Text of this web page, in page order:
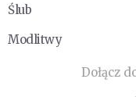
Ślub
Modlitwy
Dołącz